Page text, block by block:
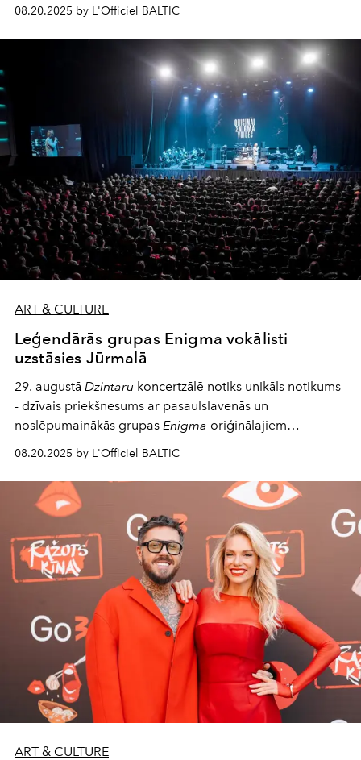
TRĪS TENORI & DRAUGI”. Uz skatuves vienuviet satikās
pasaulslavenas operas zvaigznes, spilgti instrumentālisti
un mūsdienu skatuves spožākie pārstāvji, radot patiesi
08.20.2025 by L'Officiel BALTIC
ART & CULTURE
Leģendārās grupas Enigma vokālisti
uzstāsies Jūrmalā
29. augustā Dzintaru koncertzālē notiks unikāls notikums
- dzīvais priekšnesums ar pasaulslavenās un
noslēpumainākās grupas Enigma oriģinālajiem
Fox Lima
Original Enigma Voices.
08.20.2025 by L'Officiel BALTIC
ART & CULTURE